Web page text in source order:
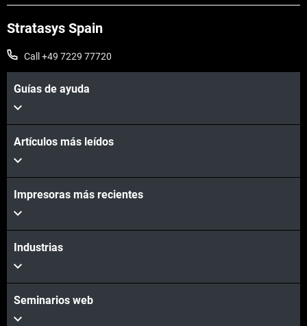
Stratasys Spain
Call +49 7229 77720
Guías de ayuda
Artículos más leídos
Impresoras más recientes
Industrias
Seminarios web